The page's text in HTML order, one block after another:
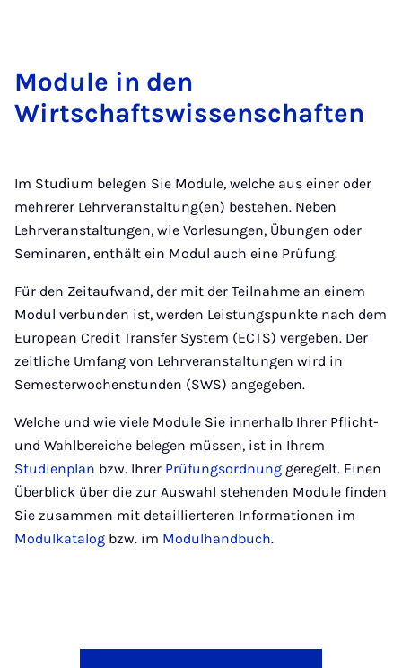
Module in den
Wirtschaftswissenschaften
Im Studium belegen Sie Module, welche aus einer oder
mehrerer Lehrveranstaltung(en) bestehen. Neben
Lehrveranstaltungen, wie Vorlesungen, Übungen oder
Seminaren, enthält ein Modul auch eine Prüfung.
Für den Zeitaufwand, der mit der Teilnahme an einem
Modul verbunden ist, werden Leistungspunkte nach dem
European Credit Transfer System (ECTS) vergeben. Der
zeitliche Umfang von Lehrveranstaltungen wird in
Semesterwochenstunden (SWS) angegeben.
Welche und wie viele Module Sie innerhalb Ihrer Pflicht-
und Wahlbereiche belegen müssen, ist in Ihrem
Studienplan bzw. Ihrer Prüfungsordnung geregelt. Einen
Überblick über die zur Auswahl stehenden Module finden
Sie zusammen mit detaillierteren Informationen im
Modulkatalog bzw. im Modulhandbuch.